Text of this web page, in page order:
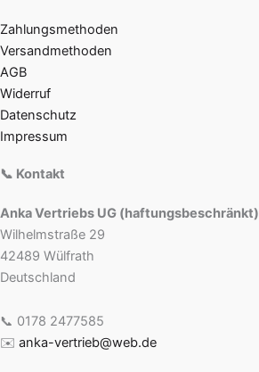
Zahlungsmethoden
Versandmethoden
AGB
Widerruf
Datenschutz
Impressum
📞 Kontakt
Anka Vertriebs UG (haftungsbeschränkt)
Wilhelmstraße 29
42489 Wülfrath
Deutschland
📞 0178 2477585
✉️ anka-vertrieb@web.de